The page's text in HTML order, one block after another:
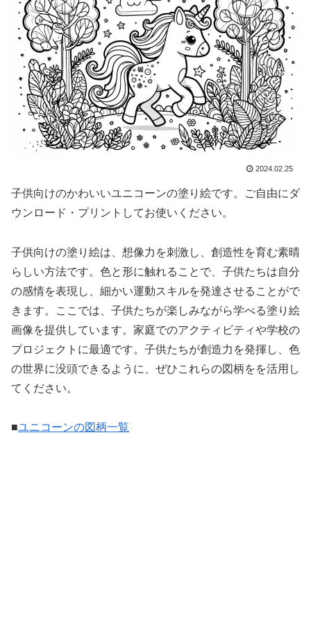
2024.02.25
子供向けのかわいいユニコーンの塗り絵です。ご自由にダ
ウンロード・プリントしてお使いください。
子供向けの塗り絵は、想像力を刺激し、創造性を育む素晴
らしい方法です。色と形に触れることで、子供たちは自分
の感情を表現し、細かい運動スキルを発達させることがで
きます。ここでは、子供たちが楽しみながら学べる塗り絵
画像を提供しています。家庭でのアクティビティや学校の
プロジェクトに最適です。子供たちが創造力を発揮し、色
の世界に没頭できるように、ぜひこれらの図柄をを活用し
てください。
■ユニコーンの図柄一覧